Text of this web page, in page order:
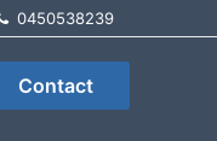
0450538239
Contact